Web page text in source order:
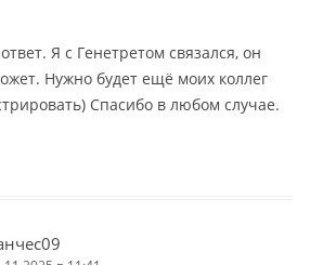
Я с Генетретом связался, он
Нужно будет ещё моих коллег
Спасибо в любом случае.